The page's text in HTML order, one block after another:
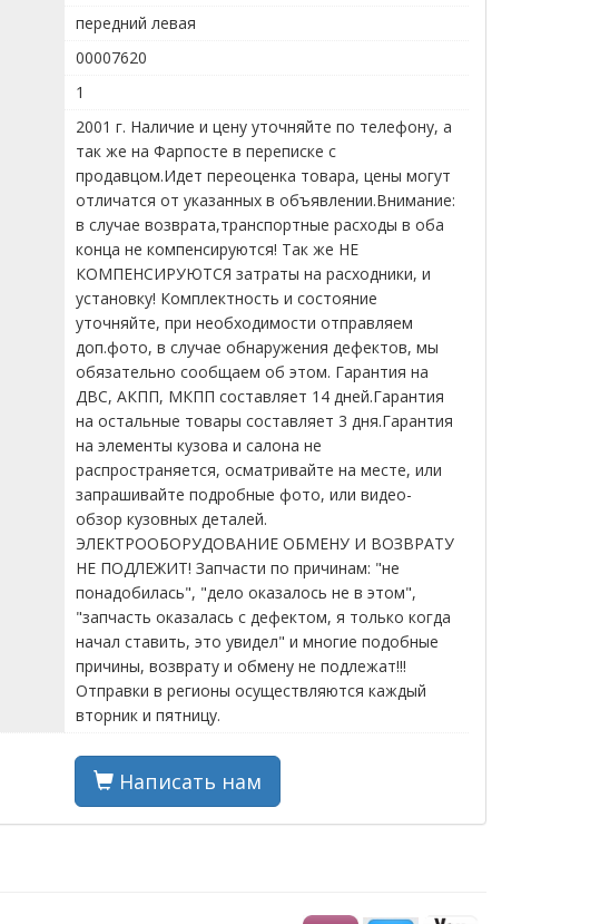
передний левая
00007620
1
2001 г. Наличие и цену уточняйте по телефону, а
так же на Фарпосте в переписке с
продавцом.Идет переоценка товара, цены могут
отличатся от указанных в объявлении.Внимание:
в случае возврата,транспортные расходы в оба
конца не компенсируются! Так же НЕ
КОМПЕНСИРУЮТСЯ затраты на расходники, и
установку! Комплектность и состояние
уточняйте, при необходимости отправляем
доп.фото, в случае обнаружения дефектов, мы
обязательно сообщаем об этом. Гарантия на
ДВС, АКПП, МКПП составляет 14 дней.Гарантия
на остальные товары составляет 3 дня.Гарантия
на элементы кузова и салона не
распространяется, осматривайте на месте, или
запрашивайте подробные фото, или видео-
обзор кузовных деталей.
ЭЛЕКТРООБОРУДОВАНИЕ ОБМЕНУ И ВОЗВРАТУ
НЕ ПОДЛЕЖИТ! Запчасти по причинам: "не
понадобилась", "дело оказалось не в этом",
"запчасть оказалась с дефектом, я только когда
начал ставить, это увидел" и многие подобные
причины, возврату и обмену не подлежат!!!
Отправки в регионы осуществляются каждый
вторник и пятницу.
Написать нам